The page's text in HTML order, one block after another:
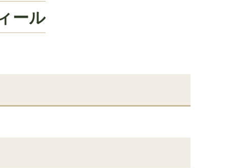
ール